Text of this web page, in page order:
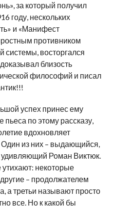
за который получил
году, нескольких
и «Манифест
противником
системы, восторгался
близость
философий и писал
успех принес ему
пьеса по этому рассказу,
вдохновляет
из них – выдающийся,
удивляющий Роман Виктюк.
некоторые
– продолжателем
а третьи называют просто
все. Но к какой бы